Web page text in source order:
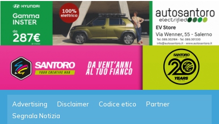
Advertising Disclaimer Codice etico
Partner
Segnala Notizia